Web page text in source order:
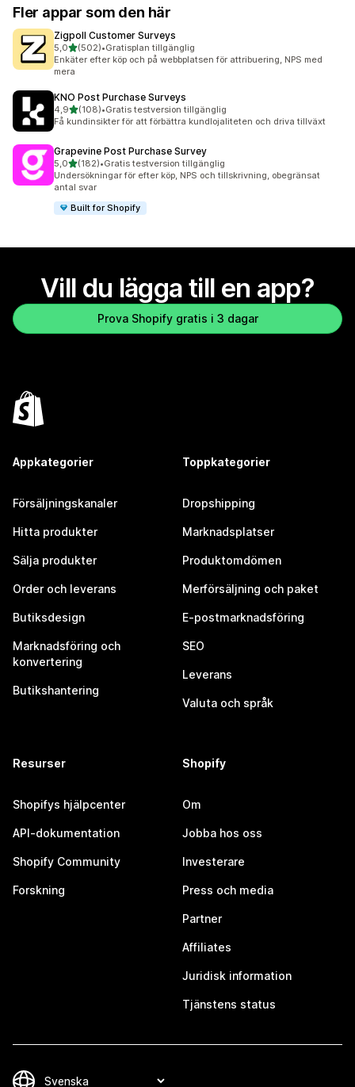
Fler appar som den här
Zigpoll Customer Surveys
5,0av 5 stjärnor
(502)
502 recensioner totalt
•Gratisplan tillgänglig
Enkäter efter köp och på webbplatsen för attribuering, NPS med
mera
KNO Post Purchase Surveys
4,9av 5 stjärnor
(108)
108 recensioner totalt
•Gratis testversion tillgänglig
Få kundinsikter för att förbättra kundlojaliteten och driva tillväxt
Grapevine Post Purchase Survey
5,0av 5 stjärnor
(182)
182 recensioner totalt
•Gratis testversion tillgänglig
Undersökningar för efter köp, NPS och tillskrivning, obegränsat
antal svar
Built for Shopify
Vill du lägga till en app?
Prova Shopify gratis i 3 dagar
Appkategorier
Försäljningskanaler
Hitta produkter
Sälja produkter
Order och leverans
Butiksdesign
Marknadsföring och
konvertering
Butikshantering
Toppkategorier
Dropshipping
Marknadsplatser
Produktomdömen
Merförsäljning och paket
E-postmarknadsföring
SEO
Leverans
Valuta och språk
Resurser
Shopifys hjälpcenter
API-dokumentation
Shopify Community
Forskning
Shopify
Om
Jobba hos oss
Investerare
Press och media
Partner
Affiliates
Juridisk information
Tjänstens status